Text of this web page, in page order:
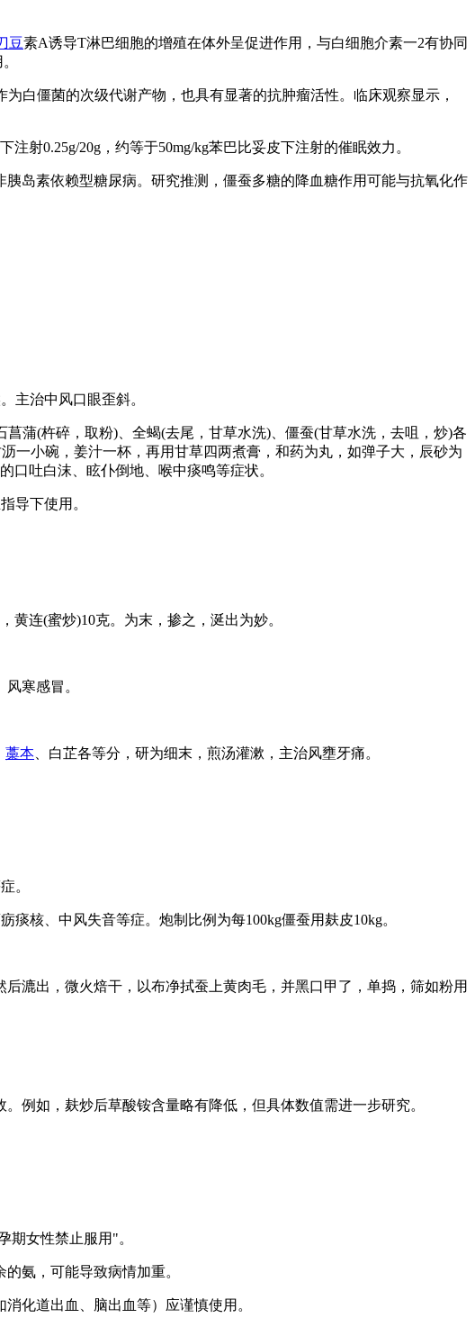
豆素A诱导T淋巴细胞的增殖在体外呈促进作用，与白细胞介素一2有协同
白僵菌的次级代谢产物，也具有显著的抗肿瘤活性。临床观察显示，
射0.25g/20g，约等于50mg/kg苯巴比妥皮下注射的催眠效力。
岛素依赖型糖尿病。研究推测，僵蚕多糖的降血糖作用可能与抗氧化作
主治中风口眼歪斜。
菖蒲(杵碎，取粉)、全蝎(去尾，甘草水洗)、僵蚕(甘草水洗，去咀，炒)各
一小碗，姜汁一杯，再用甘草四两煮膏，和药为丸，如弹子大，辰砂为
口吐白沫、眩仆倒地、喉中痰鸣等症状。
导下使用。
连(蜜炒)10克。为末，掺之，涎出为妙。
寒感冒。
藁本 、白芷各等分，研为细末，煎汤灌漱，主治风壅牙痛。
。
核、中风失音等症。炮制比例为每100kg僵蚕用麸皮10kg。
漉出，微火焙干，以布净拭蚕上黄肉毛，并黑口甲了，单捣，筛如粉用
例如，麸炒后草酸铵含量略有降低，但具体数值需进一步研究。
期女性禁止服用"。
氨，可能导致病情加重。
化道出血、脑出血等）应谨慎使用。